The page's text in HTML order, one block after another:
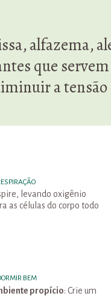
alfazema,
que
a
levando oxigênio
as células do corpo todo
BEM
propício: Crie um